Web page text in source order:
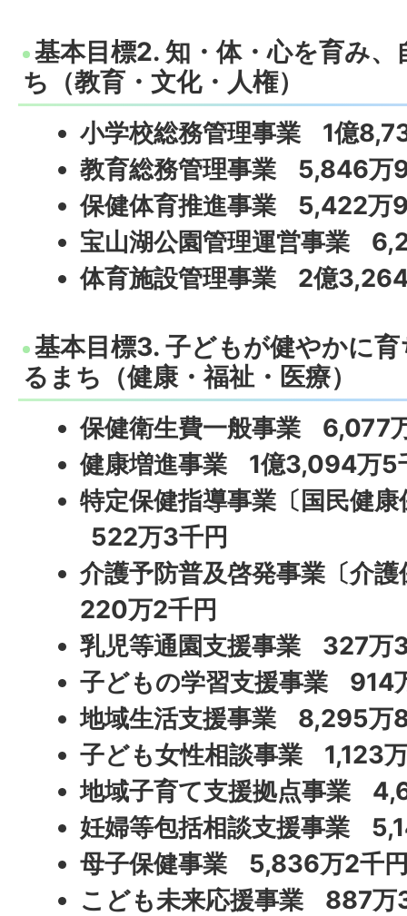
基本目標2. 知・体・心を育み
ち（教育・文化・人権）
小学校総務管理事業 1億
教育総務管理事業 5,846万
保健体育推進事業 5,422万
宝山湖公園管理運営事業
体育施設管理事業 2億
基本目標3. 子どもが健やかに
るまち（健康・福祉・医療）
保健衛生費一般事業 6,077
健康増進事業 1億3,094万5
特定保健指導事業〔国民健
522万3千円
介護予防普及啓発事業〔介
220万2千円
乳児等通園支援事業 327万
子どもの学習支援事業 914
地域生活支援事業 8,295万
子ども女性相談事業 1,123
地域子育て支援拠点事業
妊婦等包括相談支援事業
母子保健事業 5,836万2千
こども未来応援事業 887万